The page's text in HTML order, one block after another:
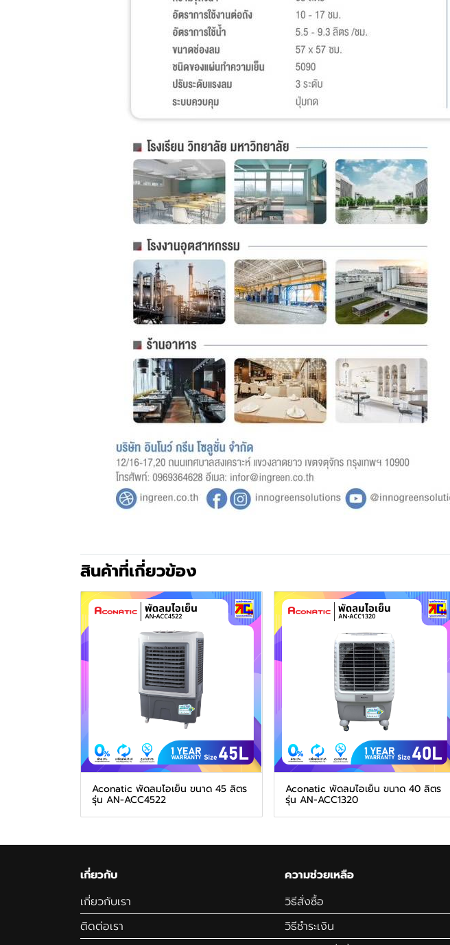
สินค้าที่เกี่ยวข้อง
Aconatic พัดลมไอเย็น ขนาด 45 ลิตร
รุ่น AN-ACC4522
Aconatic พัดลมไอเย็น ขนาด 40 ลิตร
รุ่น AN-ACC1320
เกี่ยวกับ
เกี่ยวกับเรา
ติดต่อเรา
ความช่วยเหลือ
วิธีสั่งซื้อ
วิธีชำระเงิน